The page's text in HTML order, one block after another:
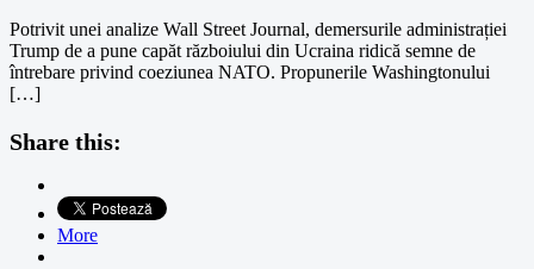
Potrivit unei analize Wall Street Journal, demersurile administrației
Trump de a pune capăt războiului din Ucraina ridică semne de
întrebare privind coeziunea NATO. Propunerile Washingtonului
[…]
Share this:
More